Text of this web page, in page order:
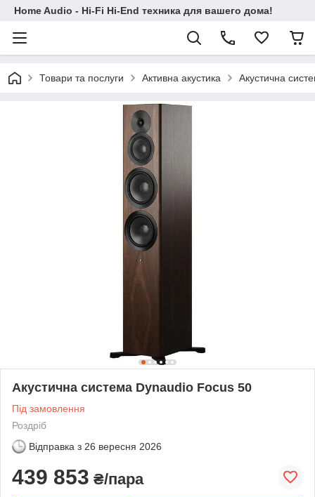
Home Audio - Hi-Fi Hi-End техника для вашего дома!
Товари та послуги Активна акустика Акустична
Акустична система Dynaudio Focus 50
Під замовлення
Роздріб
Відправка з 26 вересня 2026
439 853 ₴/пара